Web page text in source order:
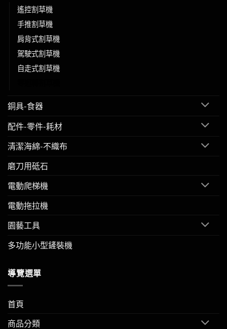
遙控割草機
手推割草機
肩背式割草機
駕駛式割草機
自走式割草機
銅具-食器
配件-零件-耗材
清潔海綿-不織布
磨刀用砥石
電動爬梯機
電動拖拉機
園藝工具
多功能小型鏟裝機
導覽選單
首頁
商品分類